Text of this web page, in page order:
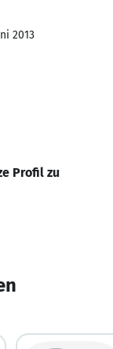
2013
Profil zu